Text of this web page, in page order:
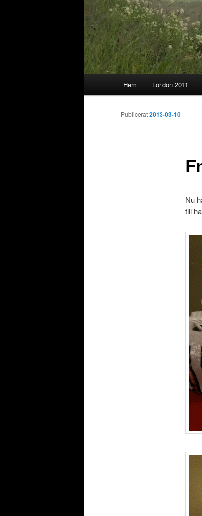
Hem London 2011
Publicerat2013-03-10
Nu
till